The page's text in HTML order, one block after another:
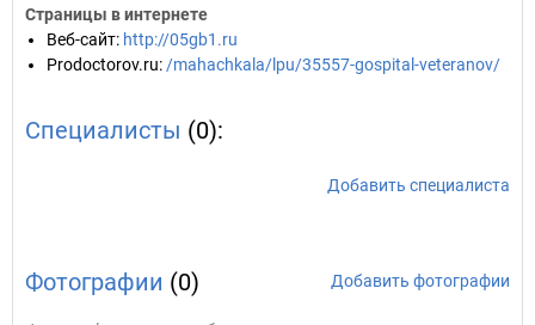
Страницы в интернете
Веб-сайт: http://05gb1.ru
Prodoctorov.ru: /mahachkala/lpu/35557-gospital-veteranov/
Специалисты (0):
Добавить специалиста
Фотографии (0) Добавить фотографии